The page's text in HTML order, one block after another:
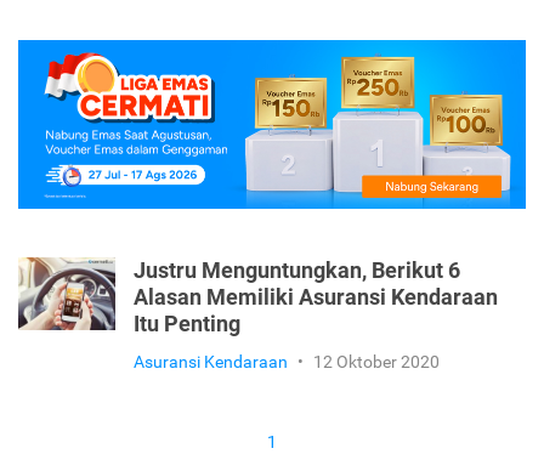
Justru Menguntungkan, Berikut 6
Alasan Memiliki Asuransi Kendaraan
Itu Penting
Asuransi Kendaraan • 12 Oktober 2020
1